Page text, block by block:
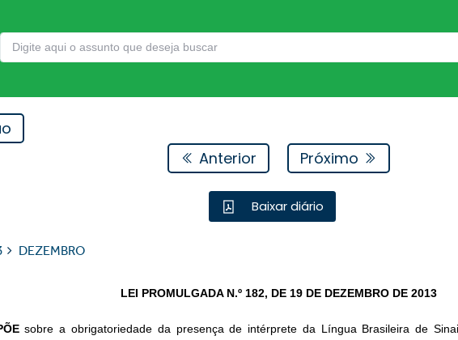
Anterior
Próximo
Baixar diário
DEZEMBRO
LEI PROMULGADA N.º 182, DE 19 DE DEZEMBRO DE 2013
sobre a obrigatoriedade da presença de intérprete da Língua Brasileira de